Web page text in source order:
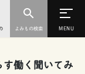
働く聞いてみ
よみもの検索